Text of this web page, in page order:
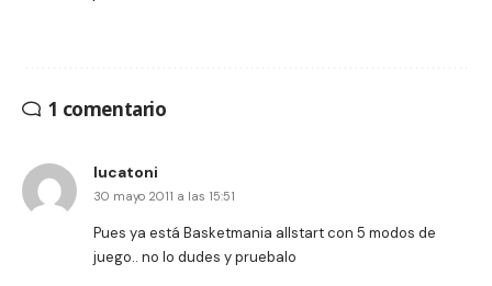
1 comentario
lucatoni
30 mayo 2011 a las 15:51
Pues ya está Basketmania allstart con 5 modos de
juego.. no lo dudes y pruebalo